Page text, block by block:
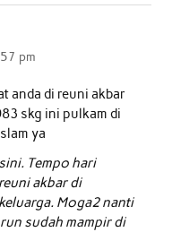
pm
anda di reuni akbar
skg ini pulkam di
ya
Tempo hari
akbar di
Moga2 nanti
sudah mampir di